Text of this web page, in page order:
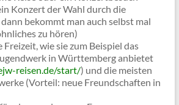
Konzert der Wahl durch die
bekommt man auch selbst mal
zu hören)
Freizeit, wie sie zum Beispiel das
in Württemberg anbietet
reisen.de/start/) und die meisten
(Vorteil: neue Freundschaften in